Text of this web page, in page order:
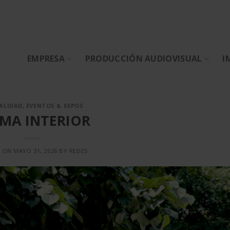
EMPRESA PRODUCCIÓN AUDIOVISUAL
, EVENTOS & EXPOS
INTERIOR
ON MAYO 31, 2026 BY REDES